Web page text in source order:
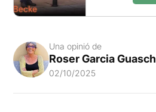
Una opinió de
Roser Garcia Guasch
02/10/2025